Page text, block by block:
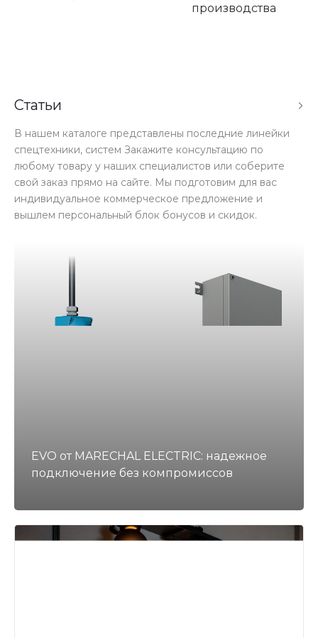
производства
Статьи
В нашем каталоге представлены последние линейки
спецтехники, систем Закажите консультацию по
любому товару у наших специалистов или соберите
свой заказ прямо на сайте. Мы подготовим для вас
индивидуальное коммерческое предложение и
вышлем персональный блок бонусов и скидок.
EVO от MARECHAL ELECTRIC: надежное
подключение без компромиссов